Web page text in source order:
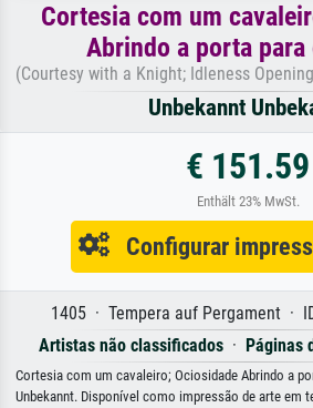
Cortesia com um
Abrindo a porta para
(Courtesy with a Knight; Idleness
Unbekannt
€ 151.59
Enthält 23% MwSt.
Configurar
1405 · Tempera auf Pergament ·
Artistas não classificados · Páginas
Cortesia com um cavaleiro; Ociosidade Abrindo a
Unbekannt. Disponível como impressão de arte em